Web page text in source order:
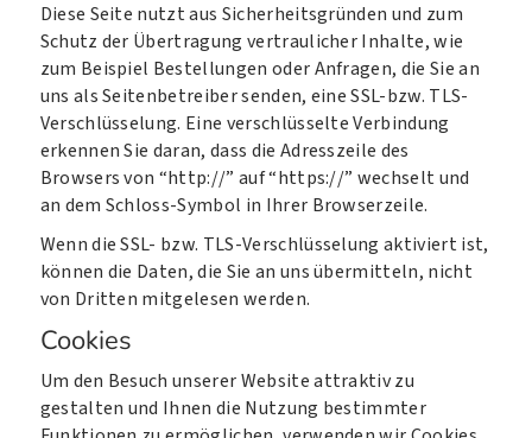
Diese Seite nutzt aus Sicherheitsgründen und zum
Schutz der Übertragung vertraulicher Inhalte, wie
zum Beispiel Bestellungen oder Anfragen, die Sie an
uns als Seitenbetreiber senden, eine SSL-bzw. TLS-
Verschlüsselung. Eine verschlüsselte Verbindung
erkennen Sie daran, dass die Adresszeile des
Browsers von “http://” auf “https://” wechselt und
an dem Schloss-Symbol in Ihrer Browserzeile.
Wenn die SSL- bzw. TLS-Verschlüsselung aktiviert ist,
können die Daten, die Sie an uns übermitteln, nicht
von Dritten mitgelesen werden.
Cookies
Um den Besuch unserer Website attraktiv zu
gestalten und Ihnen die Nutzung bestimmter